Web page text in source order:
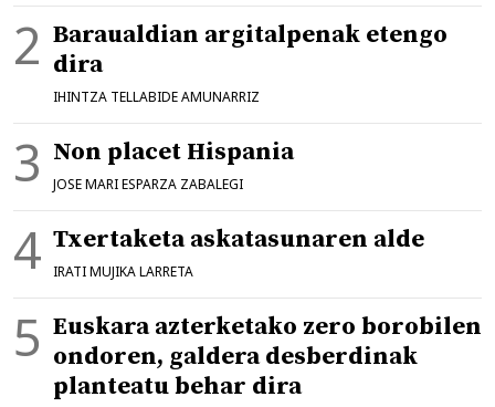
Baraualdian argitalpenak etengo
dira
IHINTZA TELLABIDE AMUNARRIZ
Non placet Hispania
JOSE MARI ESPARZA ZABALEGI
Txertaketa askatasunaren alde
IRATI MUJIKA LARRETA
Euskara azterketako zero borobilen
ondoren, galdera desberdinak
planteatu behar dira